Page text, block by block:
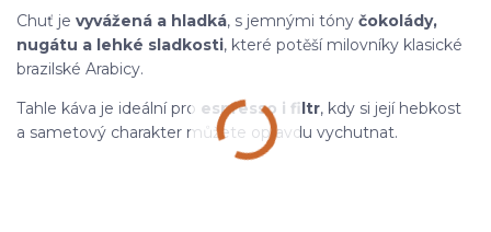
Chuť je vyvážená a hladká, s jemnými tóny čokolády,
nugátu a lehké sladkosti, které potěší milovníky klasické
brazilské Arabicy.
Tahle káva je ideální pro espresso i filtr, kdy si její hebkost
a sametový charakter můžete opravdu vychutnat.